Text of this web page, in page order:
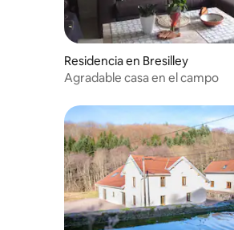
Residencia en Bresilley
Agradable casa en el campo